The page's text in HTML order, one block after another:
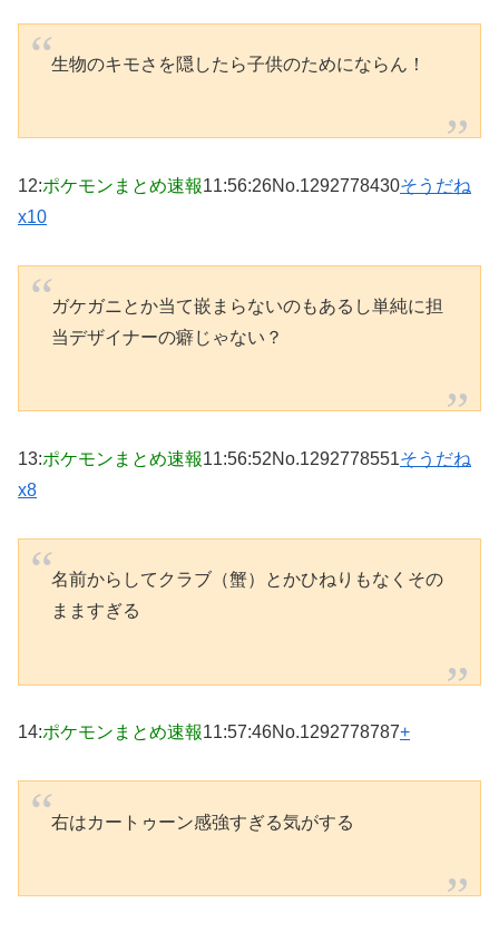
生物のキモさを隠したら子供のためにならん！
12:ポケモンまとめ速報11:56:26No.1292778430そうだね
x10
ガケガニとか当て嵌まらないのもあるし単純に担
当デザイナーの癖じゃない？
13:ポケモンまとめ速報11:56:52No.1292778551そうだね
x8
名前からしてクラブ（蟹）とかひねりもなくその
まますぎる
14:ポケモンまとめ速報11:57:46No.1292778787+
右はカートゥーン感強すぎる気がする